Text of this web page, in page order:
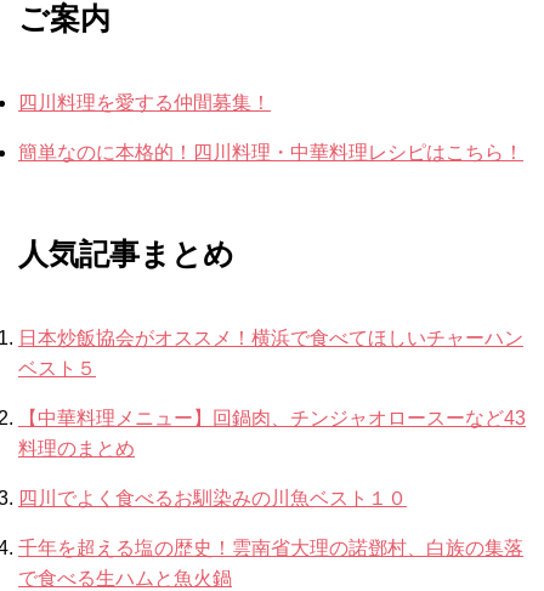
ご案内
四川料理を愛する仲間募集！
簡単なのに本格的！四川料理・中華料理レシピはこちら！
人気記事まとめ
日本炒飯協会がオススメ！横浜で食べてほしいチャーハン
ベスト５
【中華料理メニュー】回鍋肉、チンジャオロースーなど43
料理のまとめ
四川でよく食べるお馴染みの川魚ベスト１０
千年を超える塩の歴史！雲南省大理の諾鄧村、白族の集落
で食べる生ハムと魚火鍋